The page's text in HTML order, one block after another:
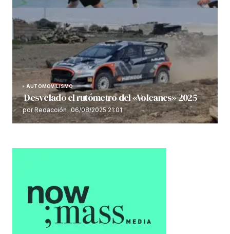
AUTOMOVILISMO
Desvelado el rutómetro del «Volcanes» 2025
por Redacción 06/08/2025 21:01